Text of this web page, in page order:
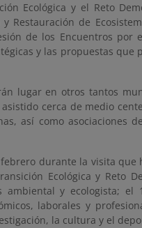
Ecológica y el Reto
Restauración de
de los Encuentros por
y las propuestas
lugar en otros tantos
cerca de medio
así como asociaciones
durante la visita que
Ecológica y Reto
ambiental y ecologista;
laborales y
la cultura y el